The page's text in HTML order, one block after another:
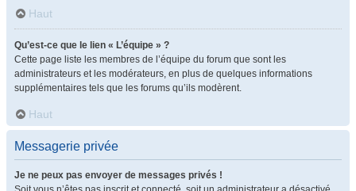
Haut
Qu’est-ce que le lien « L’équipe » ?
Cette page liste les membres de l’équipe du forum que sont les
administrateurs et les modérateurs, en plus de quelques informations
supplémentaires tels que les forums qu’ils modèrent.
Haut
Messagerie privée
Je ne peux pas envoyer de messages privés !